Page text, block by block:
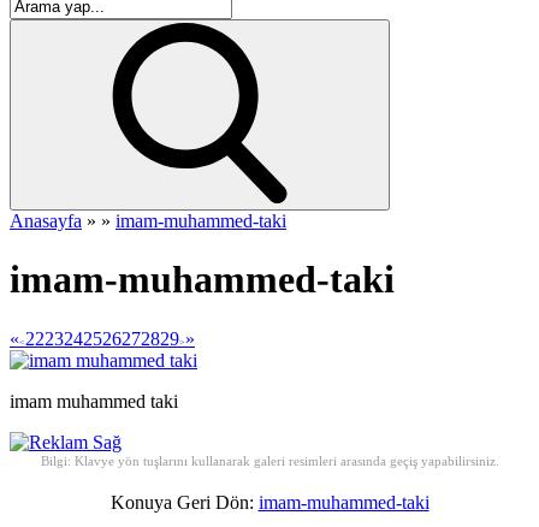
Anasayfa » » imam-muhammed-taki
imam-muhammed-taki
«< 2223242526272829> »
imam muhammed taki
Bilgi: Klavye yön tuşlarını kullanarak galeri resimleri arasında geçiş yapabilirsiniz.
Konuya Geri Dön: imam-muhammed-taki